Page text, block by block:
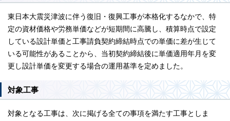
東日本大震災津波に伴う復旧・復興工事が本格化するなかで、特
定の資材価格や労務単価などが短期間に高騰し、積算時点で設定
している設計単価と工事請負契約締結時点での単価に差が生じて
いる可能性があることから、当初契約締結後に単価適用年月を変
更し設計単価を変更する場合の運用基準を定めました。
対象工事
対象となる工事は、次に掲げる全ての事項を満たす工事としま